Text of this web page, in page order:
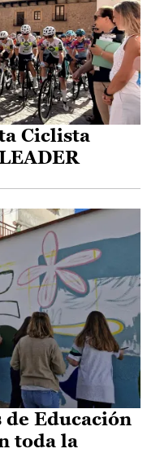
Ciclista
Educación
toda la